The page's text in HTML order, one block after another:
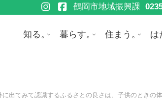
鶴岡市地域振興課
知る。 暮らす。 住まう。 は
出てみて認識するふるさとの良さは、子供のときの